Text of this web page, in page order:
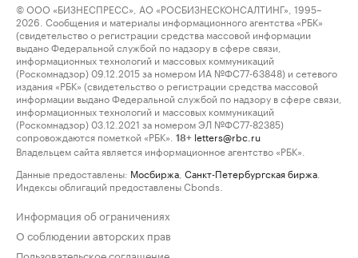
© ООО «БИЗНЕСПРЕСС», АО «РОСБИЗНЕСКОНСАЛТИНГ», 1995–
2026. Сообщения и материалы информационного агентства «РБК»
(свидетельство о регистрации средства массовой информации
выдано Федеральной службой по надзору в сфере связи,
информационных технологий и массовых коммуникаций
(Роскомнадзор) 09.12.2015 за номером ИА №ФС77-63848) и сетевого
издания «РБК» (свидетельство о регистрации средства массовой
информации выдано Федеральной службой по надзору в сфере связи,
информационных технологий и массовых коммуникаций
(Роскомнадзор) 03.12.2021 за номером ЭЛ №ФС77-82385)
сопровождаются пометкой «РБК».
18+ letters@rbc.ru
Владельцем сайта является информационное агентство «РБК».
Данные предоставлены: Мосбиржа Санкт-Петербургская биржа
Индексы облигаций предоставлены Cbonds.
Информация об ограничениях
О соблюдении авторских прав